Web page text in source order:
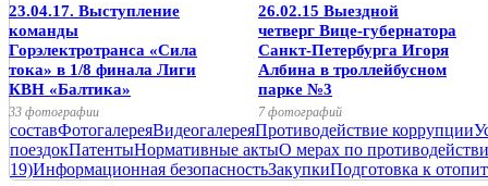
23.04.17. Выступление
команды
Горэлектротранса «Сила
тока» в 1/8 финала Лиги
КВН «Балтика»
33 фотографии
26.02.15 Выездной
четверг Вице-губернатора
Санкт-Петербурга Игоря
Албина в троллейбусном
парке №3
7 фотографий
составФотогалереяВидеогалереяПротиводействие коррупции
поездокПатентыНормативные актыО мерах по
19)Информационная безопасностьЗакупкиПодготовка к